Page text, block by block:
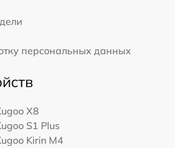
персональных данных
X8
S1 Plus
Kirin M4